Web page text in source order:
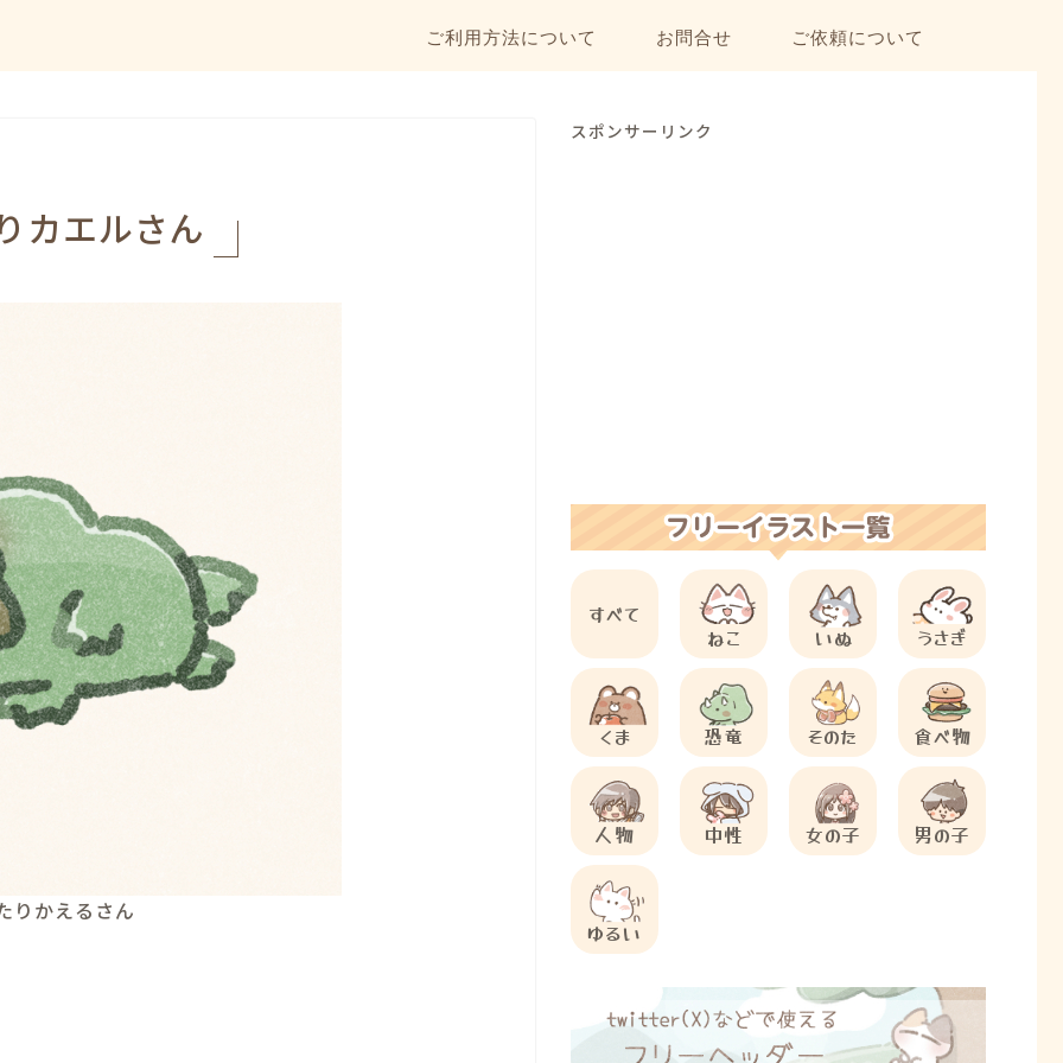
ご利用方法について お問合せ ご依頼について
カエルさん
りかえるさん
スポンサーリンク
すべて
ねこ
いぬ うさぎ
くま 恐竜 そのた 食べ物
人物 中性 女の子 男の子
ゆるい